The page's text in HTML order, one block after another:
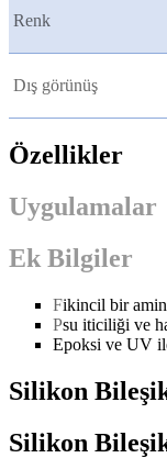
Renk
Dış görünüş
Özellikler
Uygulamalar
Ek Bilgiler
Fikincil bir
Psu iticiliği ve
Epoksi ve UV
Silikon
Silikon